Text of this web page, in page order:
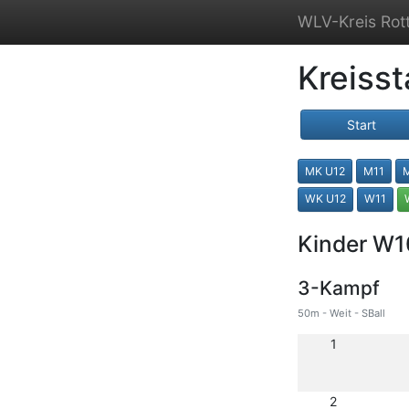
WLV-Kreis
Start
MK U12 M11
WK U12 W11
Kinder
3-Kampf
50m - Weit - SBall
1
2